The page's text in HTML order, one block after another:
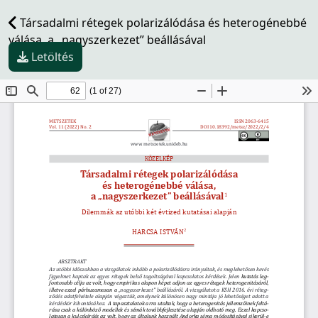
Társadalmi rétegek polarizálódása és heterogénebbé
válása, a „nagyszerkezet” beállásával
Letöltés